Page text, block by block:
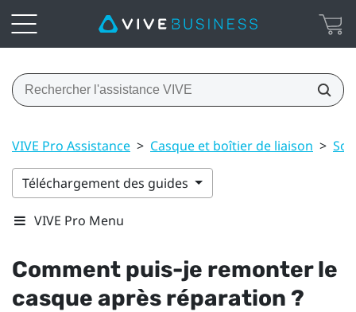
VIVE Pro Assistance > Casque et boîtier de liaison >
Téléchargement des guides
VIVE Pro Menu
Comment puis-je remonter le
casque après réparation ?